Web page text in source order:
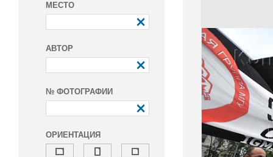
МЕСТО
АВТОР
№ ФОТОГРАФИИ
ОРИЕНТАЦИЯ